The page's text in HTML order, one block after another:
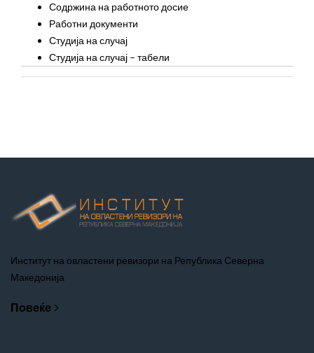
Содржина на работното досие
Работни документи
Студија на случај
Студија на случај – табели
Институт на овластени ревизори на Република Северна
Македонија
Повеќе